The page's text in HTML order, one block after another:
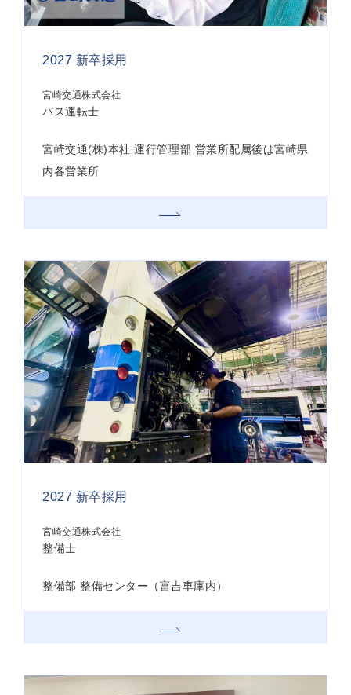
2027 新卒採用
宮崎交通株式会社
バス運転士
宮崎交通(株)本社 運行管理部 営業所配属後は宮崎県
内各営業所
2027 新卒採用
宮崎交通株式会社
整備士
整備部 整備センター（富吉車庫内）